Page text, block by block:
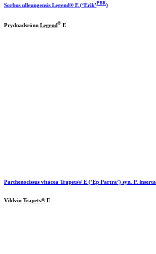
Sorbus ulleungensis Legend® E (‘Erik’PBR)
Prydnadsrönn Legend® E
Parthenocissus vitacea Trapets® E (’Ep Partra’) syn. P. inserta
Vildvin Trapets® E